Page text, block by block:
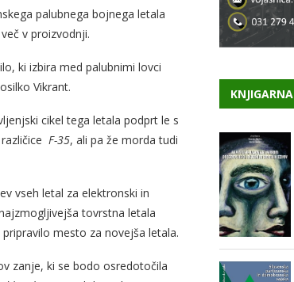
palubnega bojnega letala
v proizvodnji.
ki izbira med palubnimi lovci
Vikrant.
cikel tega letala podprt le s
F-35, ali pa že morda tudi
vseh letal za elektronski in
tovrstna letala
mesto za novejša letala.
zanje, ki se bodo osredotočila
KNJIGARNA